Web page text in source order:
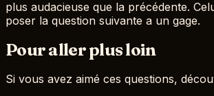
plus audacieuse que la précédente.
poser la question suivante a un gage.
Pour aller plus loin
Si vous avez aimé ces questions,